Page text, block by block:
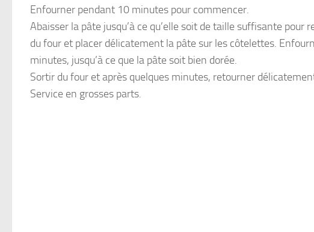
Enfourner pendant 10 minutes pour commencer.
Abaisser la pâte jusqu’à ce qu’elle soit de taille suffisante pour
du four et placer délicatement la pâte sur les côtelettes.
minutes, jusqu’à ce que la pâte soit bien dorée.
Sortir du four et après quelques minutes, retourner
Service en grosses parts.